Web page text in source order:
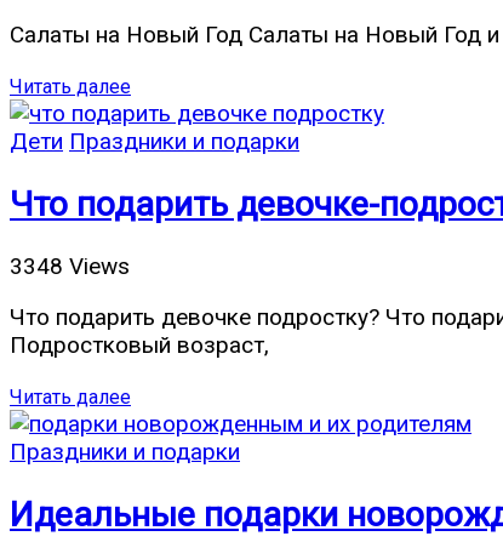
Салаты на Новый Год Салаты на Новый Год
Читать далее
Дети Праздники и подарки
Что подарить девочке-
3348 Views
Что подарить девочке подростку? Что
Подростковый возраст,
Читать далее
Праздники и подарки
Идеальные подарки